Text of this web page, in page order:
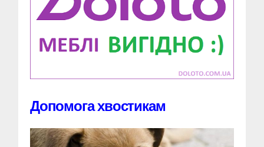
Допомога хвостикам